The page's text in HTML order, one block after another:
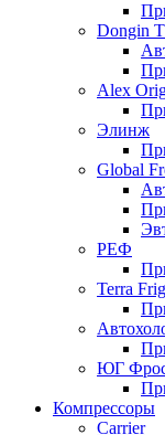
Dongin
Alex
Элинж
Global
РЕФ
Terra
ЮГ
Компрессоры
Carrier